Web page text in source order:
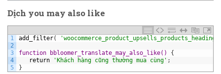
Dịch you may also like
1
2
3
4
5
add_filter( 'woocommerce_product_upsells_products_heading'
function bbloomer_translate_may_also_like() {
return
'Khách hàng cũng thường mua cùng' ;
}